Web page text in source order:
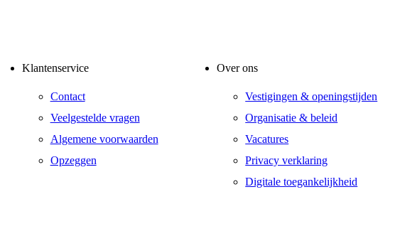
Klantenservice
Contact
Veelgestelde vragen
Algemene voorwaarden
Opzeggen
Over ons
Vestigingen & openingstijden
Organisatie & beleid
Vacatures
Privacy verklaring
Digitale toegankelijkheid